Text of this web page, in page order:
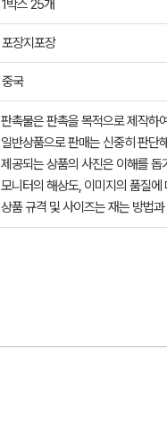
1박스 25개
포장지포장
중국
판촉물은 판촉을 목적으로 제작하
일반상품으로 판매는 신중히 판단
제공되는 상품의 사진은 이해를
모니터의 해상도, 이미지의 품질
상품 규격 및 사이즈는 재는 방법